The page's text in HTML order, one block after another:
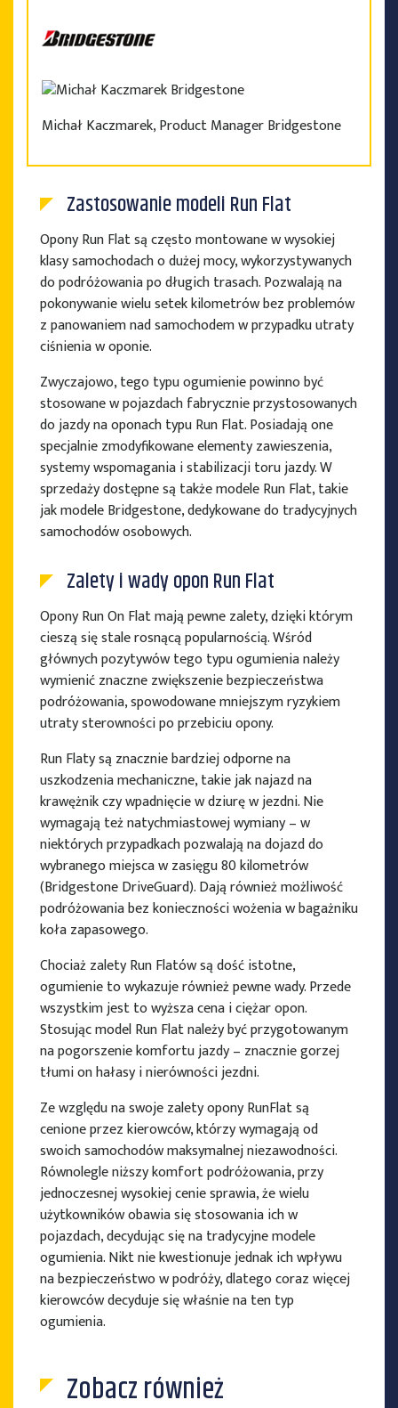
Michał Kaczmarek, Product Manager Bridgestone
Zastosowanie modeli Run Flat
Opony Run Flat są często montowane w wysokiej
klasy samochodach o dużej mocy, wykorzystywanych
do podróżowania po długich trasach. Pozwalają na
pokonywanie wielu setek kilometrów bez problemów
z panowaniem nad samochodem w przypadku utraty
ciśnienia w oponie.
Zwyczajowo, tego typu ogumienie powinno być
stosowane w pojazdach fabrycznie przystosowanych
do jazdy na oponach typu Run Flat. Posiadają one
specjalnie zmodyfikowane elementy zawieszenia,
systemy wspomagania i stabilizacji toru jazdy. W
sprzedaży dostępne są także modele Run Flat, takie
jak modele Bridgestone, dedykowane do tradycyjnych
samochodów osobowych.
Zalety i wady opon Run Flat
Opony Run On Flat mają pewne zalety, dzięki którym
cieszą się stale rosnącą popularnością. Wśród
głównych pozytywów tego typu ogumienia należy
wymienić znaczne zwiększenie bezpieczeństwa
podróżowania, spowodowane mniejszym ryzykiem
utraty sterowności po przebiciu opony.
Run Flaty są znacznie bardziej odporne na
uszkodzenia mechaniczne, takie jak najazd na
krawężnik czy wpadnięcie w dziurę w jezdni. Nie
wymagają też natychmiastowej wymiany – w
niektórych przypadkach pozwalają na dojazd do
wybranego miejsca w zasięgu 80 kilometrów
(Bridgestone DriveGuard). Dają również możliwość
podróżowania bez konieczności wożenia w bagażniku
koła zapasowego.
Chociaż zalety Run Flatów są dość istotne,
ogumienie to wykazuje również pewne wady. Przede
wszystkim jest to wyższa cena i ciężar opon.
Stosując model Run Flat należy być przygotowanym
na pogorszenie komfortu jazdy – znacznie gorzej
tłumi on hałasy i nierówności jezdni.
Ze względu na swoje zalety opony RunFlat są
cenione przez kierowców, którzy wymagają od
swoich samochodów maksymalnej niezawodności.
Równolegle niższy komfort podróżowania, przy
jednoczesnej wysokiej cenie sprawia, że wielu
użytkowników obawia się stosowania ich w
pojazdach, decydując się na tradycyjne modele
ogumienia. Nikt nie kwestionuje jednak ich wpływu
na bezpieczeństwo w podróży, dlatego coraz więcej
kierowców decyduje się właśnie na ten typ
ogumienia.
Zobacz również